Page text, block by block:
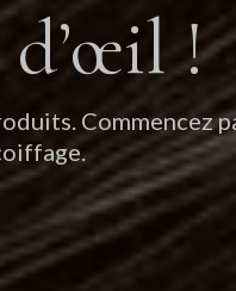
!
Commencez